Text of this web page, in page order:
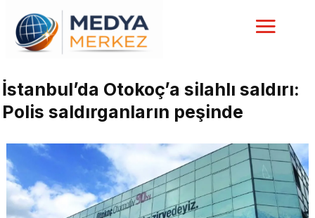
İstanbul’da Otokoç’a silahlı saldırı:
Polis saldırganların peşinde